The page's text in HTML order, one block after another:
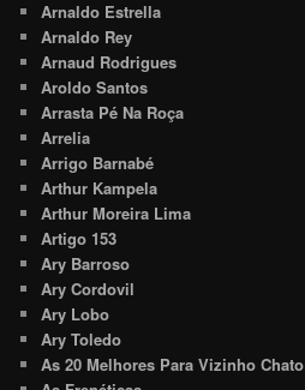
Arnaldo Estrella
Arnaldo Rey
Arnaud Rodrigues
Aroldo Santos
Arrasta Pé Na Roça
Arrelia
Arrigo Barnabé
Arthur Kampela
Arthur Moreira Lima
Artigo 153
Ary Barroso
Ary Cordovil
Ary Lobo
Ary Toledo
As 20 Melhores Para Vizinho Chato